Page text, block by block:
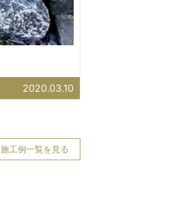
2020.03.10
施工例一覧を見る